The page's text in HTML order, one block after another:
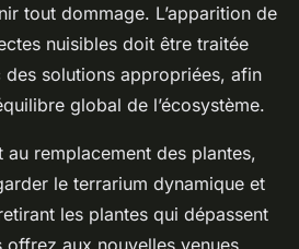
tout dommage. L’apparition de
nuisibles doit être traitée
des solutions appropriées, afin
global de l’écosystème.
au remplacement des plantes,
le terrarium dynamique et
les plantes qui dépassent